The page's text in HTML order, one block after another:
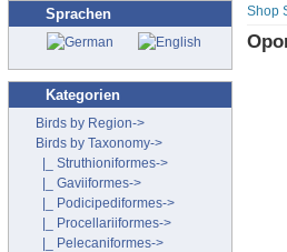
Sprachen
Kategorien
Birds by Region->
Birds by Taxonomy->
|_ Struthioniformes->
|_ Gaviiformes->
|_ Podicipediformes->
|_ Procellariiformes->
|_ Pelecaniformes->
Shop